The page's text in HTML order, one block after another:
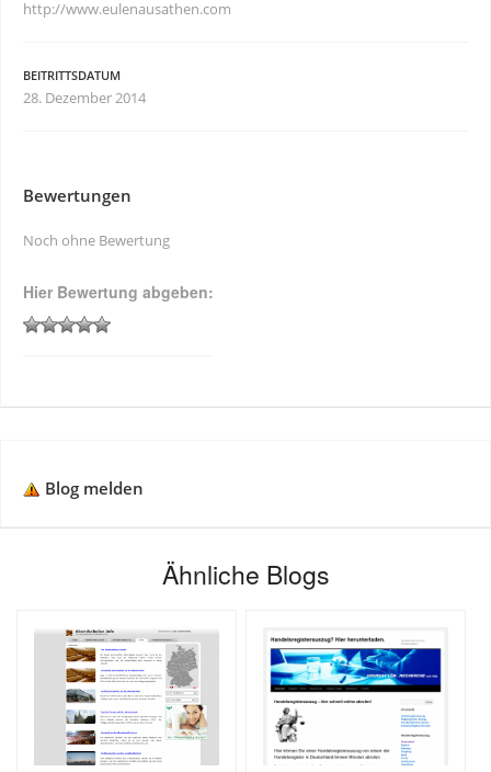
http://www.eulenausathen.com
BEITRITTSDATUM
28. Dezember 2014
Bewertungen
Noch ohne Bewertung
Hier Bewertung abgeben:
Blog melden
Ähnliche Blogs